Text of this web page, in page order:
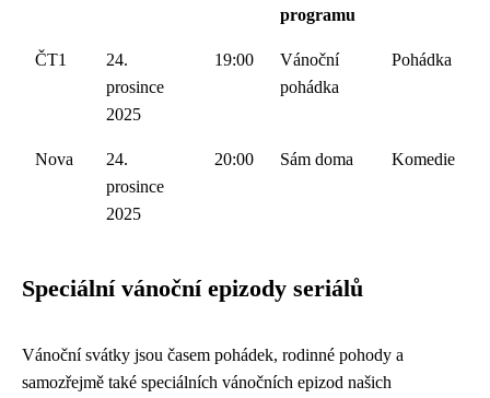
programu
ČT1
24.
prosince
2025
19:00
Vánoční
pohádka
Pohádka
Nova
24.
prosince
2025
20:00 Sám doma Komedie
Speciální vánoční epizody seriálů
Vánoční svátky jsou časem pohádek, rodinné pohody a
samozřejmě také speciálních vánočních epizod našich